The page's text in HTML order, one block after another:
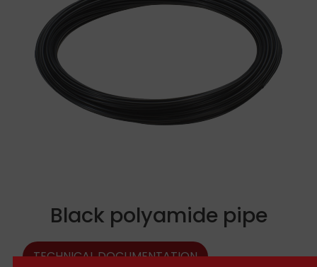
Black polyamide pipe
TECHNICAL DOCUMENTATION